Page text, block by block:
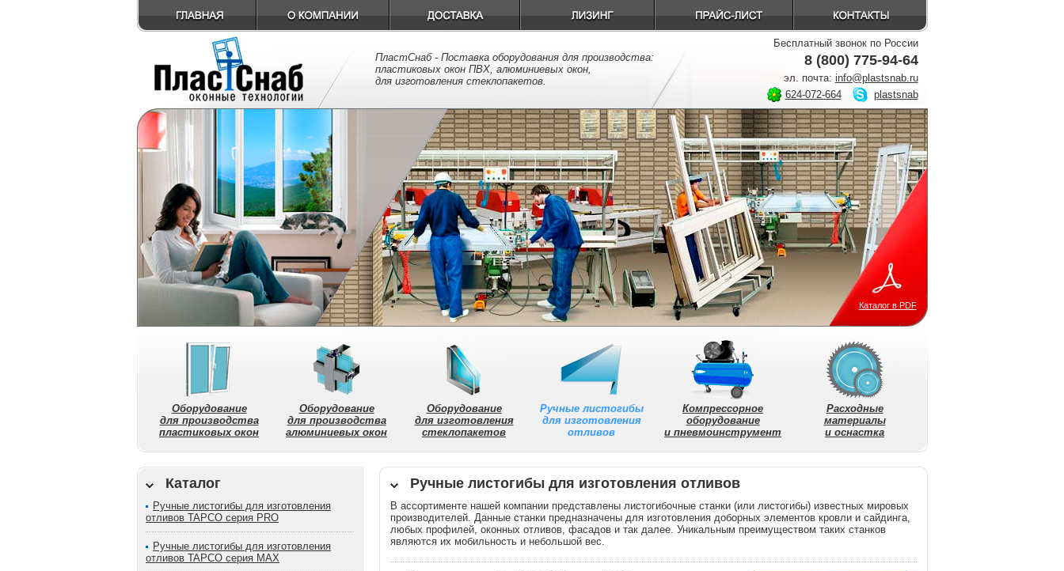
ПластСнаб - Поставка оборудования для производства:
пластиковых окон ПВХ, алюминиевых окон,
для изготовления стеклопакетов.
Бесплатный звонок по России
8 (800) 775-94-64
эл. почта: info@plastsnab.ru
624-072-664
plastsnab
Каталог в PDF
Оборудование
для производства
пластиковых окон
Оборудование
для производства
алюминиевых окон
Оборудование
для изготовления
стеклопакетов
Ручные листогибы
для изготовления
отливов
Компрессорное
оборудование
и пневмоинструмент
Расходные
материалы
и оснастка
Каталог
Ручные листогибы для изготовления
отливов TAPCO серия PRO
Ручные листогибы для изготовления
отливов TAPCO серия МАХ
Ручные листогибы для изготовления отливов
В ассортименте нашей компании представлены листогибочные станки (или листогибы) известных мировых
производителей. Данные станки предназначены для изготовления доборных элементов кровли и сайдинга,
любых профилей, оконных отливов, фасадов и так далее. Уникальным преимуществом таких станков
являются их мобильность и небольшой вес.